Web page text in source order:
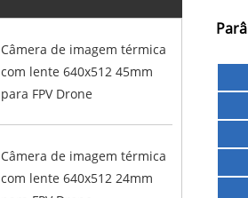
Câmera de imagem térmica
com lente 640x512 45mm
para FPV Drone
Câmera de imagem térmica
com lente 640x512 24mm